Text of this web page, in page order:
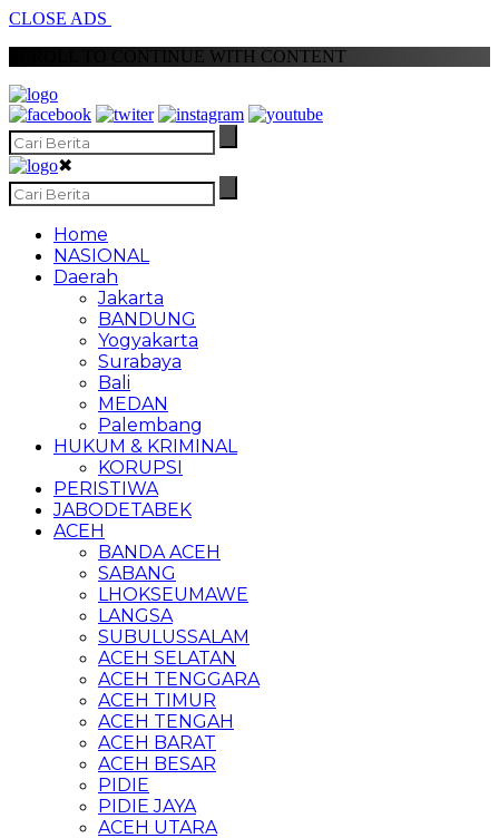
CLOSE ADS
SCROLL TO CONTINUE WITH CONTENT
✖
Home
NASIONAL
Daerah
Jakarta
BANDUNG
Yogyakarta
Surabaya
Bali
MEDAN
Palembang
HUKUM & KRIMINAL
KORUPSI
PERISTIWA
JABODETABEK
ACEH
BANDA ACEH
SABANG
LHOKSEUMAWE
LANGSA
SUBULUSSALAM
ACEH SELATAN
ACEH TENGGARA
ACEH TIMUR
ACEH TENGAH
ACEH BARAT
ACEH BESAR
PIDIE
PIDIE JAYA
ACEH UTARA